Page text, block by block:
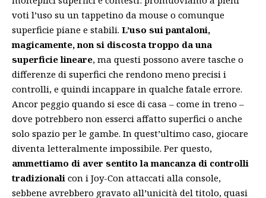
voti l’uso su un tappetino da mouse o comunque
superficie piane e stabili. L’uso sui pantaloni,
magicamente, non si discosta troppo da una
superficie lineare, ma questi possono avere tasche o
differenze di superfici che rendono meno precisi i
controlli, e quindi incappare in qualche fatale errore.
Ancor peggio quando si esce di casa – come in treno –
dove potrebbero non esserci affatto superfici o anche
solo spazio per le gambe. In quest’ultimo caso, giocare
diventa letteralmente impossibile. Per questo,
ammettiamo di aver sentito la mancanza di controlli
tradizionali con i Joy-Con attaccati alla console,
sebbene avrebbero gravato all’unicità del titolo, quasi